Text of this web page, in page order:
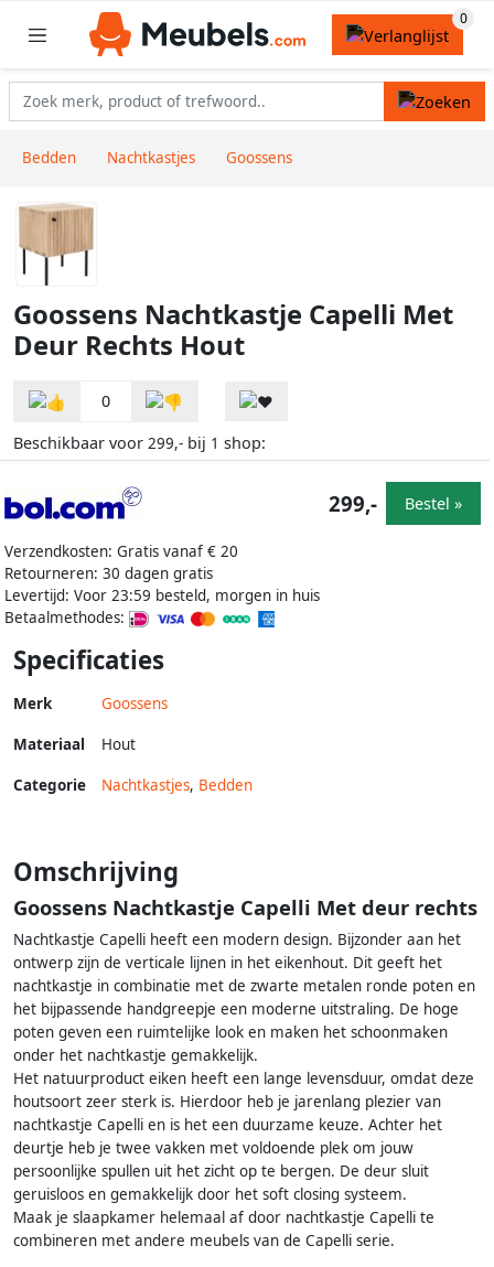
Bedden Nachtkastjes Goossens
Goossens Nachtkastje Capelli Met
Deur Rechts Hout
0
Beschikbaar voor 299,- bij 1 shop:
Verzendkosten: Gratis vanaf € 20
Retourneren: 30 dagen gratis
Levertijd: Voor 23:59 besteld, morgen in huis
Betaalmethodes:
299,- Bestel »
Specificaties
Merk Goossens
Materiaal Hout
Categorie Nachtkastjes, Bedden
Omschrijving
Goossens Nachtkastje Capelli Met deur rechts
Nachtkastje Capelli heeft een modern design. Bijzonder aan het
ontwerp zijn de verticale lijnen in het eikenhout. Dit geeft het
nachtkastje in combinatie met de zwarte metalen ronde poten en
het bijpassende handgreepje een moderne uitstraling. De hoge
poten geven een ruimtelijke look en maken het schoonmaken
onder het nachtkastje gemakkelijk.
Het natuurproduct eiken heeft een lange levensduur, omdat deze
houtsoort zeer sterk is. Hierdoor heb je jarenlang plezier van
nachtkastje Capelli en is het een duurzame keuze. Achter het
deurtje heb je twee vakken met voldoende plek om jouw
persoonlijke spullen uit het zicht op te bergen. De deur sluit
geruisloos en gemakkelijk door het soft closing systeem.
Maak je slaapkamer helemaal af door nachtkastje Capelli te
combineren met andere meubels van de Capelli serie.